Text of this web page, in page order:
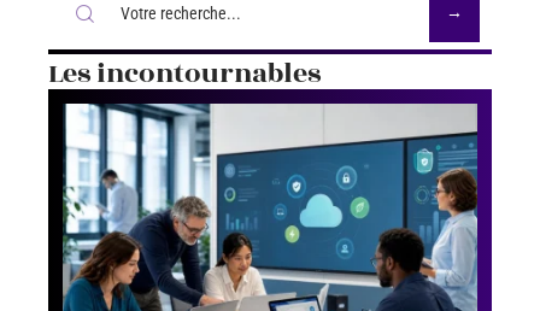
Les incontournables